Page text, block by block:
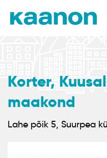
Korter,
maakond
Lahe põik 5, Suurpea